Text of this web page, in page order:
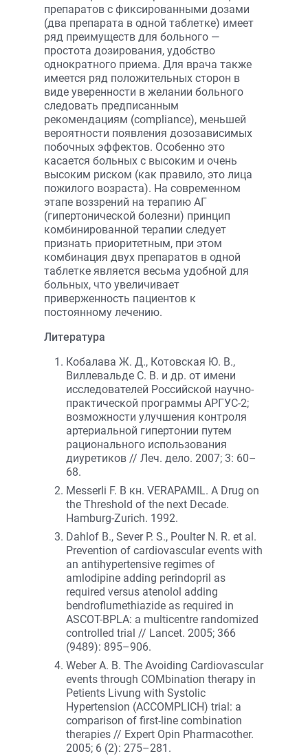
препаратов с фиксированными дозами
(два препарата в одной таблетке) имеет
ряд преимуществ для больного —
простота дозирования, удобство
однократного приема. Для врача также
имеется ряд положительных сторон в
виде уверенности в желании больного
следовать предписанным
рекомендациям (compliance), меньшей
вероятности появления дозозависимых
побочных эффектов. Особенно это
касается больных с высоким и очень
высоким риском (как правило, это лица
пожилого возраста). На современном
этапе воззрений на терапию АГ
(гипертонической болезни) принцип
комбинированной терапии следует
признать приоритетным, при этом
комбинация двух препаратов в одной
таблетке является весьма удобной для
больных, что увеличивает
приверженность пациентов к
постоянному лечению.
Литература
Кобалава Ж. Д., Котовская Ю. В.,
Виллевальде С. В. и др. от имени
исследователей Российской научно-
практической программы АРГУС-2;
возможности улучшения контроля
артериальной гипертонии путем
рационального использования
диуретиков // Леч. дело. 2007; 3: 60–
68.
Messerli F. В кн. VERAPAMIL. A Drug on
the Threshold of the next Decade.
Hamburg-Zurich. 1992.
Dahlof B., Sever P. S., Poulter N. R. et al.
Prevention of cardiovascular events with
an antihypertensive regimes of
amlodipine adding perindopril as
required versus atenolol adding
bendroflumethiazide as required in
ASCOT-BPLA: a multicentre randomized
controlled trial // Lancet. 2005; 366
(9489): 895–906.
Weber A. B. The Avoiding Cardiovascular
events through COMbination therapy in
Petients Livung with Systolic
Hypertension (ACCOMPLICH) trial: a
comparison of first-line combination
therapies // Expert Opin Pharmacother.
2005; 6 (2): 275–281.